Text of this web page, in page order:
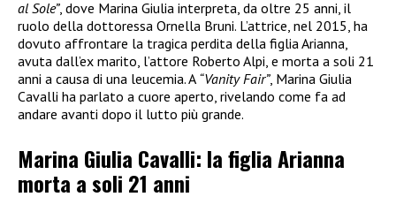
al Sole”, dove Marina Giulia interpreta, da oltre 25 anni, il
ruolo della dottoressa Ornella Bruni. L’attrice, nel 2015, ha
dovuto affrontare la tragica perdita della figlia Arianna,
avuta dall’ex marito, l’attore Roberto Alpi, e morta a soli 21
anni a causa di una leucemia. A “Vanity Fair”, Marina Giulia
Cavalli ha parlato a cuore aperto, rivelando come fa ad
andare avanti dopo il lutto più grande.
Marina Giulia Cavalli: la figlia Arianna
morta a soli 21 anni